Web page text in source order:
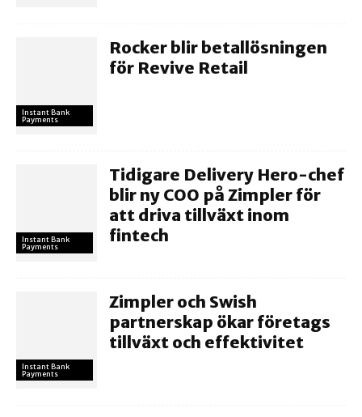
Instant Bank
Payments
Rocker blir betallösningen
för Revive Retail
Instant Bank
Payments
Tidigare Delivery Hero-chef
blir ny COO på Zimpler för
att driva tillväxt inom
fintech
Instant Bank
Payments
Zimpler och Swish
partnerskap ökar företags
tillväxt och effektivitet